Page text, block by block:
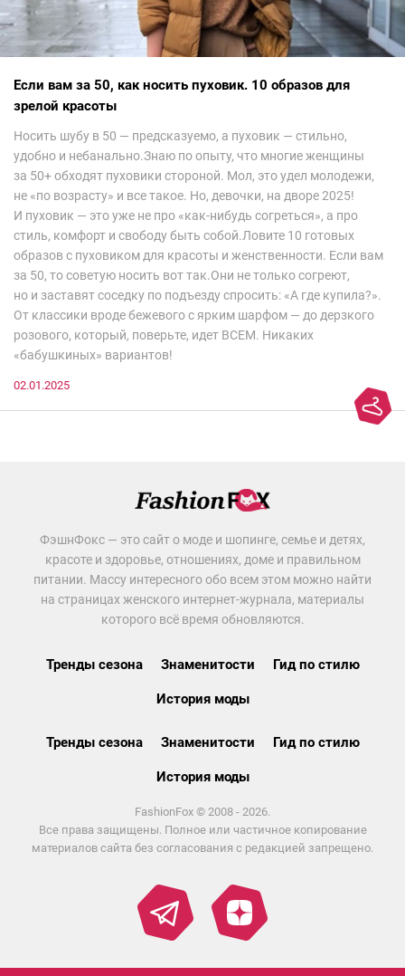
Если вам за 50, как носить пуховик. 10 образов для
зрелой красоты
Носить шубу в 50 — предсказуемо, а пуховик — стильно,
удобно и небанально.Знаю по опыту, что многие женщины
за 50+ обходят пуховики стороной. Мол, это удел молодежи,
не «по возрасту» и все такое. Но, девочки, на дворе 2025!
И пуховик — это уже не про «как-нибудь согреться», а про
стиль, комфорт и свободу быть собой.Ловите 10 готовых
образов с пуховиком для красоты и женственности. Если вам
за 50, то советую носить вот так.Они не только согреют,
но и заставят соседку по подъезду спросить: «А где купила?».
От классики вроде бежевого с ярким шарфом — до дерзкого
розового, который, поверьте, идет ВСЕМ. Никаких
«бабушкиных» вариантов!
02.01.2025
ФэшнФокс — это сайт о моде и шопинге, семье и детях,
красоте и здоровье, отношениях, доме и правильном
питании. Массу интересного обо всем этом можно найти
на страницах женского интернет-журнала, материалы
которого всё время обновляются.
Тренды сезона Знаменитости Гид по стилю
История моды
Тренды сезона Знаменитости Гид по стилю
История моды
FashionFox © 2008 - 2026.
Все права защищены. Полное или частичное копирование
материалов сайта без согласования с редакцией запрещено.